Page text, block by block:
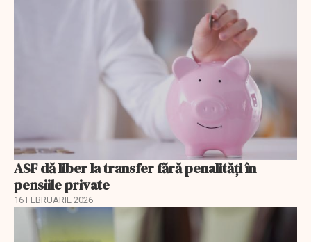
ASF dă liber la transfer fără penalități în
pensiile private
16 FEBRUARIE 2026